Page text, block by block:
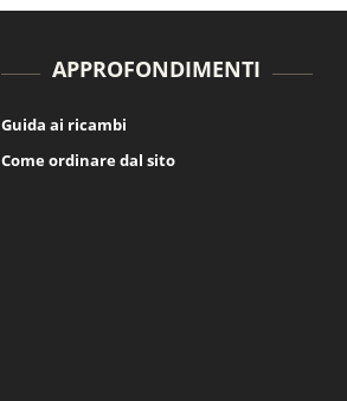
APPROFONDIMENTI
Guida ai ricambi
Come ordinare dal sito